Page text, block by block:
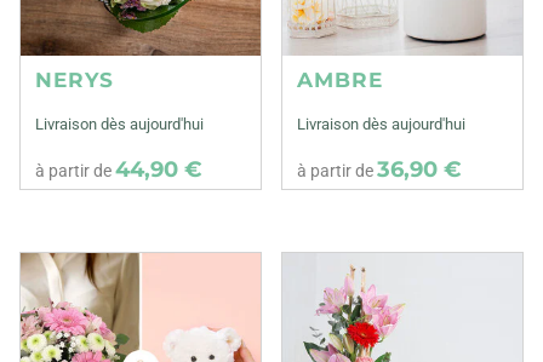
NERYS
Livraison dès aujourd'hui
à partir de44,90 €
AMBRE
Livraison dès aujourd'hui
à partir de36,90 €